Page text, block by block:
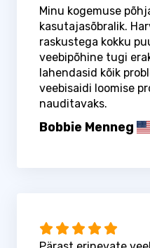
Minu kogemuse
kasutajasõbralik.
raskustega kokku
veebipõhine tugi
lahendasid kõik
veebisaidi loomise
nauditavaks.
Bobbie Menneg